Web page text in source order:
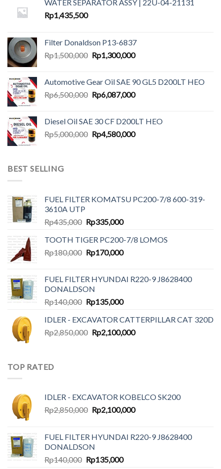
WATER SEPARATOR ASSY | 22U-04-21131
Rp1,435,500
Filter Donaldson P13-6837
Rp1,500,000 Original
Rp1,500,000.
Rp1,300,000Current
Rp1,300,000.
Automotive Gear Oil SAE 90 GL5 D200LT HEO
Rp6,500,000 Original
Rp6,500,000.
Rp6,087,000Current
Rp6,087,000.
Diesel Oil SAE 30 CF D200LT HEO
Rp5,000,000 Original
Rp4,580,000Current
BEST SELLING
FUEL FILTER KOMATSU PC200-7/8 600-319-
3610A UTP
Rp435,000 Original
was:
Rp435,000.
Rp335,000Current
is:
Rp335,000.
TOOTH TIGER PC200-7/8 LOMOS
Rp180,000 Original
Rp180,000.
Rp170,000Current
Rp170,000.
FUEL FILTER HYUNDAI R220-9 J8628400
DONALDSON
Rp140,000 Original
was:
Rp140,000.
Rp135,000Current
is:
Rp135,000.
IDLER - EXCAVATOR CATTERPILLAR CAT 320D
Rp2,850,000 Original
Rp2,100,000Current
TOP RATED
IDLER - EXCAVATOR KOBELCO SK200
Rp2,850,000 Original
Rp2,850,000.
Rp2,100,000Current
Rp2,100,000.
FUEL FILTER HYUNDAI R220-9 J8628400
DONALDSON
Rp140,000 Original
Rp135,000Current